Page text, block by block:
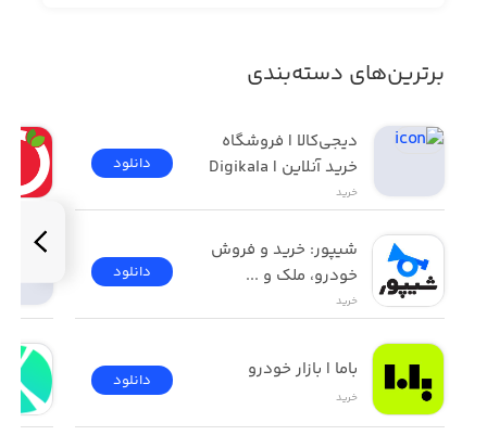
برترین‌های دسته‌بندی
خرید آنلاین | Digikala
خرید
دانلود
خودرو، ملک و ...
خرید
دانلود
باما | بازار خودرو
خرید
دانلود